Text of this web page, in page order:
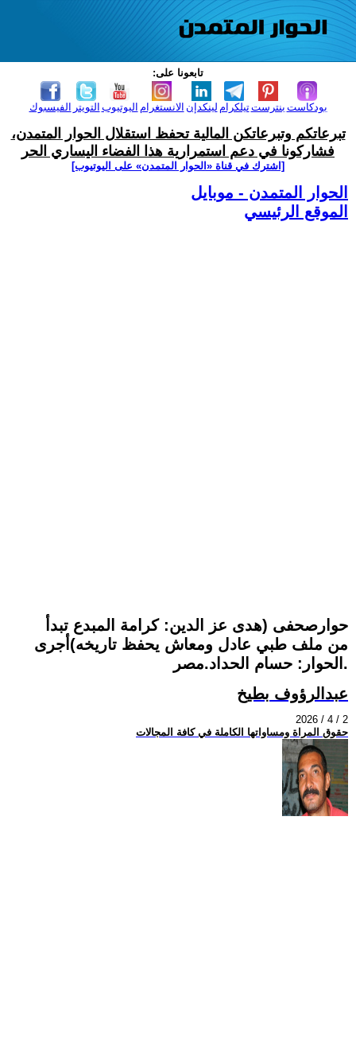
تابعونا على:
الفيسبوك التويتر اليوتيوب الانستغرام لينكدإن تيلكرامبنترست بودكاست
تبرعاتكم وتبرعاتكن المالية تحفظ استقلال الحوار المتمدن،
فشاركونا في دعم استمرارية هذا الفضاء اليساري الحر
[اشترك في قناة ‫«الحوار المتمدن» على اليوتيوب]
الحوار المتمدن - موبايل
الموقع الرئيسي
حوارصحفى (هدى عز الدين: كرامة المبدع تبدأ
من ملف طبي عادل ومعاش يحفظ تاريخه)أجرى
الحوار: حسام الحداد.مصر.
عبدالرؤوف بطيخ
2026 / 4 / 2
حقوق المراة ومساواتها الكاملة في كافة المجالات